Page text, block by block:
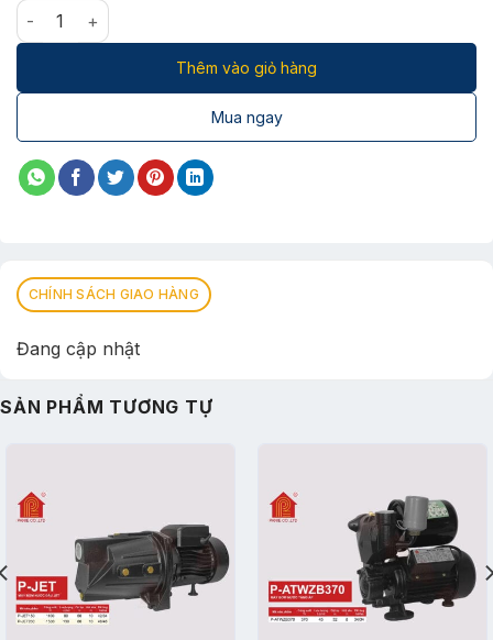
Máy bơm nước tăng áp thông minh P-WZB 25-38-400 số
Thêm vào giỏ hàng
Mua ngay
CHÍNH SÁCH GIAO HÀNG
Đang cập nhật
SẢN PHẨM TƯƠNG TỰ